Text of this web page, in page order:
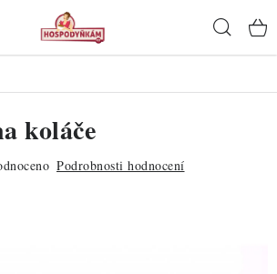
koláče
Podrobnosti hodnocení